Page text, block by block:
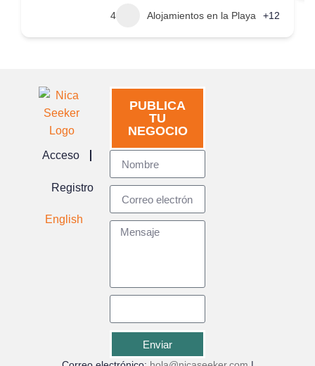
4 Alojamientos en la Playa +12
Acceso
Registro
English
PUBLICA
TU
NEGOCIO
Enviar